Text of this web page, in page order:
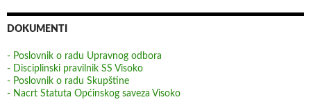
DOKUMENTI
- Poslovnik o radu Upravnog odbora
- Disciplinski pravilnik SS Visoko
- Poslovnik o radu Skupštine
- Nacrt Statuta Općinskog saveza Visoko